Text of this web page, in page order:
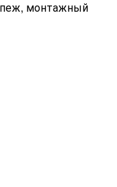
монтажный